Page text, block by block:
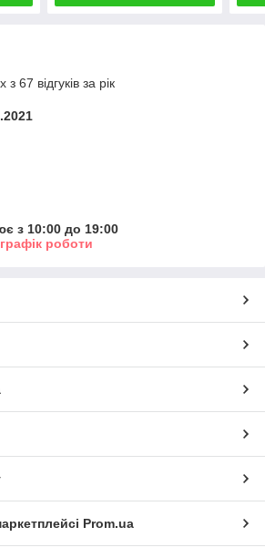
67 відгуків за рік
з 10:00 до 19:00
роботи
Prom.ua